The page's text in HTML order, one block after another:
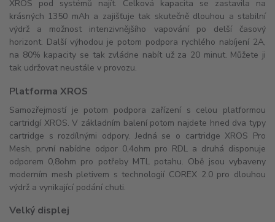
XROS pod systémů najít. Celková kapacita se zastavila na
krásných 1350 mAh a zajišťuje tak skutečně dlouhou a stabilní
výdrž a možnost intenzivnějšího vapování po delší časový
horizont. Další výhodou je potom podpora rychlého nabíjení 2A,
na 80% kapacity se tak zvládne nabít už za 20 minut. Můžete ji
tak udržovat neustále v provozu.
Platforma XROS
Samozřejmostí je potom podpora zařízení s celou platformou
cartridgí XROS. V základním balení potom najdete hned dva typy
cartridge s rozdílnými odpory. Jedná se o cartridge XROS Pro
Mesh, první nabídne odpor 0,4ohm pro RDL a druhá disponuje
odporem 0,8ohm pro potřeby MTL potahu. Obě jsou vybaveny
moderním mesh pletivem s technologií COREX 2.0 pro dlouhou
výdrž a vynikající podání chuti.
Velký displej